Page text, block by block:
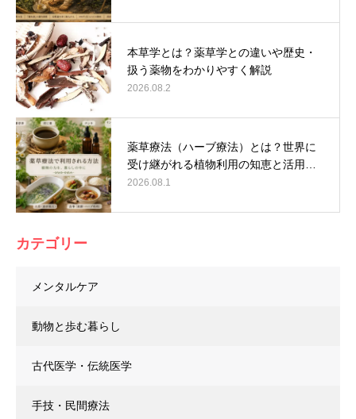
本草学とは？薬草学との違いや歴史・
扱う薬物をわかりやすく解説
2026.08.2
薬草療法（ハーブ療法）とは？世界に
受け継がれる植物利用の知恵と活用…
2026.08.1
カテゴリー
メンタルケア
動物と歩む暮らし
古代医学・伝統医学
手技・民間療法